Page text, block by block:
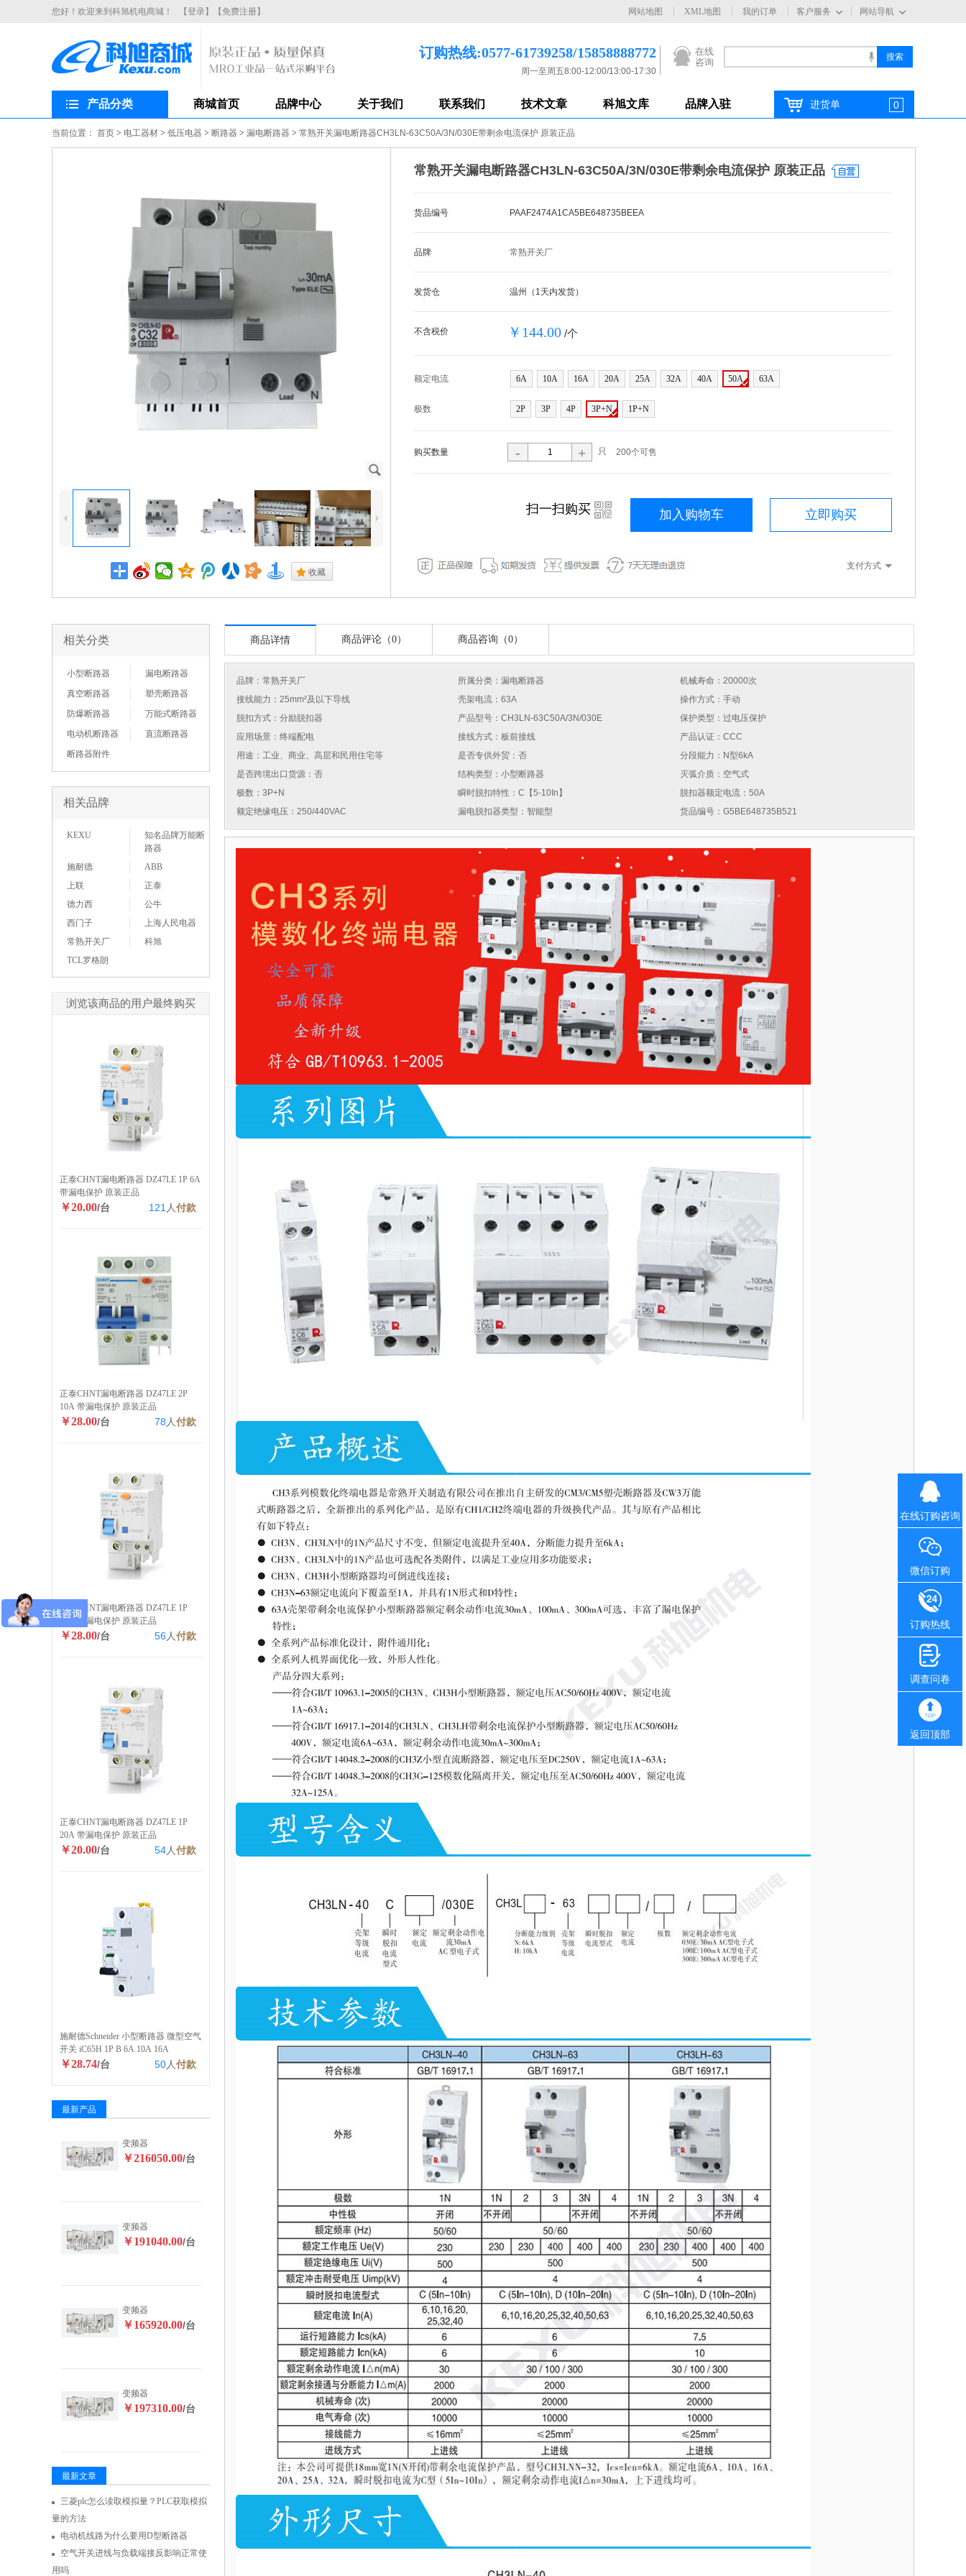
您好！欢迎来到科旭机电商城！ 【登录】 【免费注册】 网站导航
客户服务
网站地图 XML地图 我的订单
在线
咨询
订购热线:0577-61739258/15858888772
周一至周五8:00-12:00/13:00-17:30
产品分类 商城首页 品牌中心 关于我们 联系我们 技术文章 科旭文库 品牌入驻 进货单 0
当前位置： 首页 > 电工器材 > 低压电器 > 断路器 > 漏电断路器 > 常熟开关漏电断路器CH3LN-63C50A/3N/030E带剩余电流保护 原装正品
J
4 5
. 收藏
常熟开关漏电断路器CH3LN-63C50A/3N/030E带剩余电流保护 原装正品
货品编号 PAAF2474A1CA5BE648735BEEA
品牌 常熟开关厂
发货仓 温州（1天内发货）
不含税价 ￥144.00 /个
额定电流 6A 10A 16A 20A 25A 32A 40A 50A 63A
极数 2P 3P 4P 3P+N 1P+N
购买数量 - + 只 200个可售
立即购买
加入购物车
扫一扫购买 i
支付方式
相关分类
小型断路器
漏电断路器
真空断路器
塑壳断路器
防爆断路器
万能式断路器
电动机断路器
直流断路器
断路器附件
相关品牌
KEXU
知名品牌万能断
路器
施耐德
ABB
上联
正泰
德力西
公牛
西门子
上海人民电器
常熟开关厂
科旭
TCL罗格朗
浏览该商品的用户最终购买
正泰CHNT漏电断路器 DZ47LE 1P 6A
带漏电保护 原装正品
￥20.00/台 121 人付款
正泰CHNT漏电断路器 DZ47LE 2P
10A 带漏电保护 原装正品
￥28.00/台 78 人付款
正泰CHNT漏电断路器 DZ47LE 1P
40A 带漏电保护 原装正品
￥28.00/台 56人付款
正泰CHNT漏电断路器 DZ47LE 1P
20A 带漏电保护 原装正品
￥20.00/台 54人付款
施耐德Schneider 小型断路器 微型空气
开关 iC65H 1P B 6A 10A 16A
￥28.74/台 50人付款
最新产品
变频器
￥216050.00/台
变频器
￥191040.00/台
变频器
￥165920.00/台
变频器
￥197310.00/台
最新文章
三菱plc怎么读取模拟量？PLC获取模拟
量的方法
电动机线路为什么要用D型断路器
空气开关进线与负载端接反影响正常使
用吗
商品详情 商品评论（0） 商品咨询（0）
品牌： 常熟开关厂 所属分类：漏电断路器
机械寿命：20000次
接线能力：25mm²及以下导线
壳架电流：63A
操作方式：手动
脱扣方式：分励脱扣器
产品型号：CH3LN-63C50A/3N/030E
保护类型：过电压保护
应用场景：终端配电
接线方式：板前接线
产品认证：CCC
用途：工业、商业、高层和民用住宅等
是否专供外贸：否
分段能力：N型6kA
是否跨境出口货源：否
结构类型：小型断路器
灭弧介质：空气式
极数：3P+N
瞬时脱扣特性：C【5-10In】
脱扣器额定电流：50A
额定绝缘电压：250/440VAC
漏电脱扣器类型：智能型 货品编号：G5BE648735B521
在线订购咨询
微信订购
订购热线
调查问卷
返回顶部